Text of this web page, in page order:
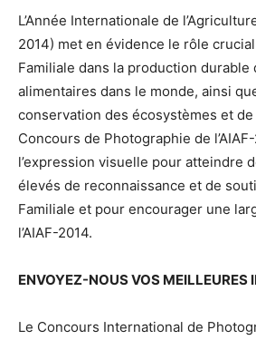
L’Année Internationale de
2014) met en évidence le rôle
Familiale dans la production durable
alimentaires dans le monde, ainsi
conservation des écosystèmes et
Concours de Photographie de
l’expression visuelle pour atteindre
élevés de reconnaissance et de
Familiale et pour encourager une
l’AIAF-2014.
ENVOYEZ-NOUS VOS MEILLEURES
Le Concours International de